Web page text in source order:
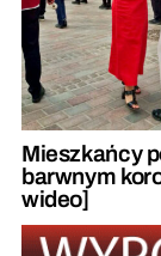
Mieszkańcy
barwnym
wideo]